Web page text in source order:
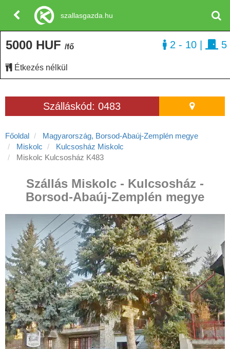
Szálláskód: 0483
Főoldal
Magyarország, Borsod-Abaúj-Zemplén megye
Miskolc
Kulcsosház Miskolc
Miskolc Kulcsosház K483
Szállás Miskolc - Kulcsosház -
Borsod-Abaúj-Zemplén megye
5000 HUF /fő
Étkezés nélkül
2 - 10 5
szallasgazda.hu